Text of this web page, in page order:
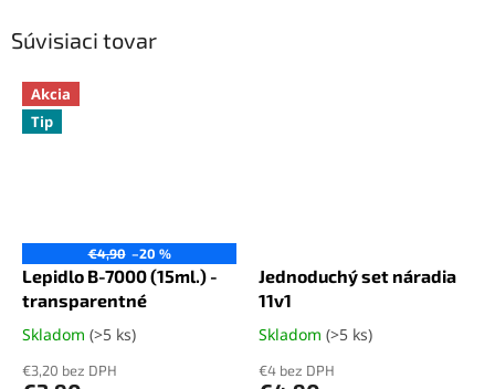
Súvisiaci tovar
Akcia
Tip
€4,90 –20 %
Lepidlo B-7000 (15ml.) -
transparentné
Priemerné
produktu
Skladom (>5 ks)
€3,20 bez DPH
Jednoduchý set náradia
11v1
Priemerné
produktu
Skladom (>5 ks)
€4 bez DPH